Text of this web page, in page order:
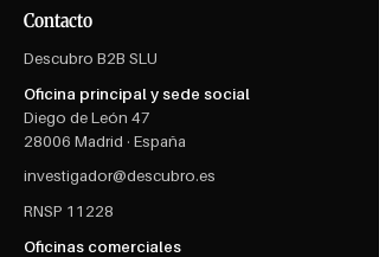
Contacto
Descubro B2B SLU
Oficina principal y sede social
Diego de León 47
28006 Madrid · España
investigador@descubro.es
RNSP 11228
Oficinas comerciales